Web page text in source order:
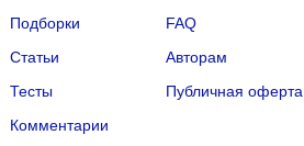
Подборки
Статьи
Тесты
Комментарии
FAQ
Авторам
Публичная оферта